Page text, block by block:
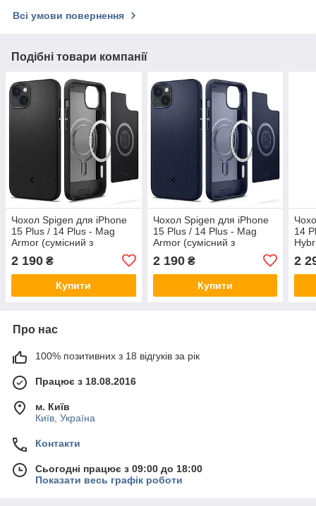
Всі умови повернення
Подібні товари компанії
Чохол Spigen для iPhone
15 Plus / 14 Plus - Mag
Armor (сумісний з
(ACS04918)
2 190 ₴
Купити
Чохол Spigen для iPhone
15 Plus / 14 Plus - Mag
Armor (сумісний з
(ACS04919)
2 190₴
Купити
14
2
Про нас
100% позитивних з 18 відгуків за рік
Працює з 18.08.2016
м. Київ
Київ, Україна
Контакти
Сьогодні працює з 09:00 до 18:00
Показати весь графік роботи